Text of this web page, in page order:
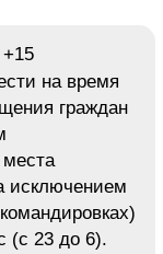
+15
на время
граждан
места
исключением
(с 23 до 6).